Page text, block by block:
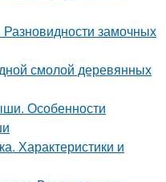
замочных
смолой деревянных
Особенности
Характеристики и